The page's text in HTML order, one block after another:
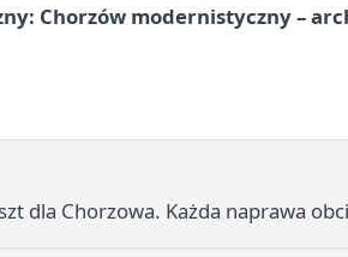
Chorzów modernistyczny –
dla Chorzowa. Każda naprawa